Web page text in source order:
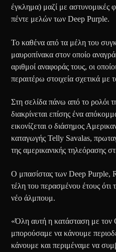
έγκλημα) μαζί με αστυνομικές
πέντε μελών των Deep Purple.
Το καθένα από τα μέλη του
μαυροπίνακα στον οποίο
αριθμοί αναφοράς τους, οι
περαιτέρω στοιχεία σχετικά
Στη σελίδα πάνω από το ρολόι
διακρίνεται επίσης ένα
εικονίζεται ο διάσημος
καταγωγής Telly Savalas,
της αμερικανικής τηλεόρασης
Ο μπασίστας των Deep Purple,
τέλη του περασμένου έτους ότι
νέο άλμπουμ.
«Όλη αυτή η κατάσταση με τον
μπορούσαμε να κάνουμε
κάνουμε και περιμέναμε να